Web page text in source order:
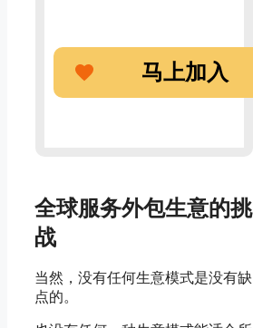
马上加入
全球服务外包生意的挑
战
当然，没有任何生意模式是没有缺
点的。